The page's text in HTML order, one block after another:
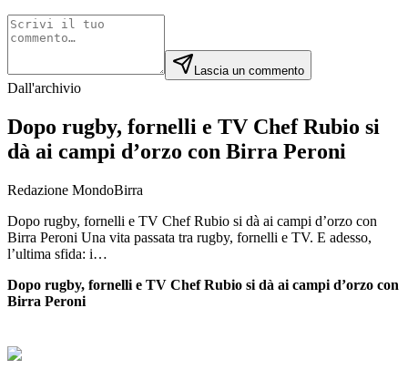
Lascia un commento
Dall'archivio
Dopo rugby, fornelli e TV Chef Rubio si
dà ai campi d’orzo con Birra Peroni
Redazione MondoBirra
Dopo rugby, fornelli e TV Chef Rubio si dà ai campi d’orzo con
Birra Peroni Una vita passata tra rugby, fornelli e TV. E adesso,
l’ultima sfida: i…
Dopo rugby, fornelli e TV Chef Rubio si dà ai campi d’orzo con
Birra Peroni